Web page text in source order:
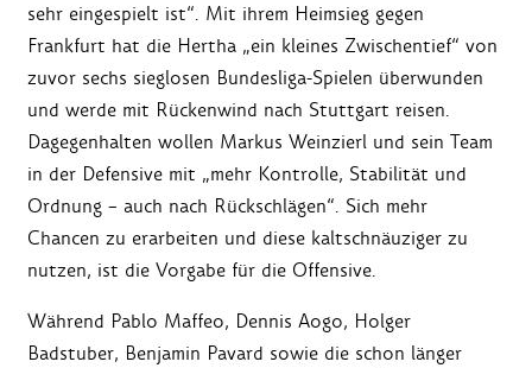
sehr eingespielt ist“. Mit ihrem Heimsieg gegen
Frankfurt hat die Hertha „ein kleines Zwischentief“ von
zuvor sechs sieglosen Bundesliga-Spielen überwunden
und werde mit Rückenwind nach Stuttgart reisen.
Dagegenhalten wollen Markus Weinzierl und sein Team
in der Defensive mit „mehr Kontrolle, Stabilität und
Ordnung – auch nach Rückschlägen“. Sich mehr
Chancen zu erarbeiten und diese kaltschnäuziger zu
nutzen, ist die Vorgabe für die Offensive.
Während Pablo Maffeo, Dennis Aogo, Holger
Badstuber, Benjamin Pavard sowie die schon länger